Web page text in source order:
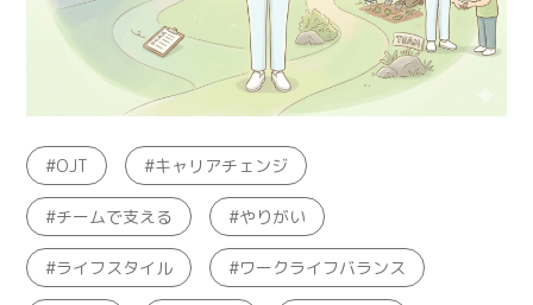
OJT キャリアチェンジ
チームで支える やりがい
ライフスタイル ワークライフバランス